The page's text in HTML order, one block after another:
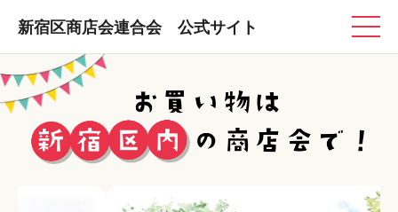
新宿区商店会連合会 公式サイト